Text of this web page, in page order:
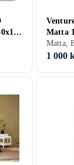
Matta
1 000